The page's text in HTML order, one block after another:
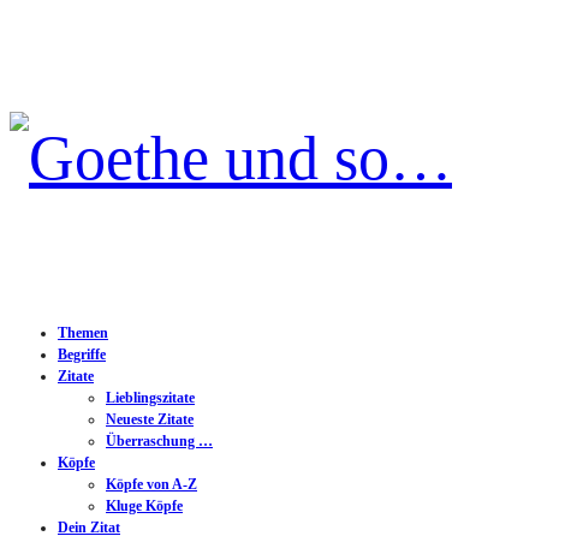
Goethe
so…
Themen
Begriffe
Zitate
Lieblingszitate
Neueste Zitate
Überraschung …
Köpfe
Köpfe von A-Z
Kluge Köpfe
Dein Zitat